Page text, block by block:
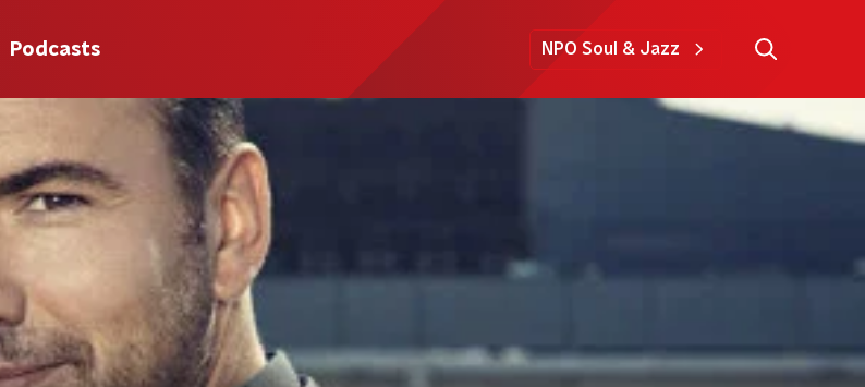
Podcasts NPO Soul & Jazz